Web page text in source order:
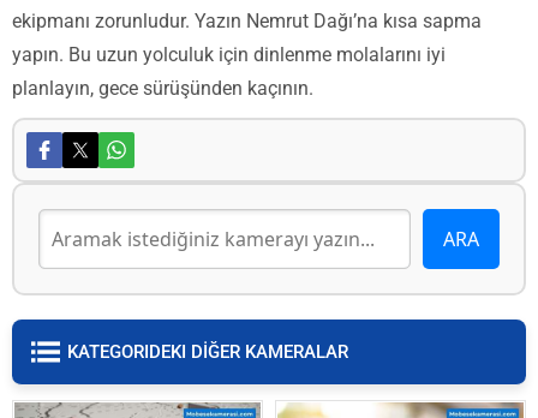
ekipmanı zorunludur. Yazın Nemrut Dağı’na kısa sapma
yapın. Bu uzun yolculuk için dinlenme molalarını iyi
planlayın, gece sürüşünden kaçının.
KATEGORIDEKI DİĞER KAMERALAR